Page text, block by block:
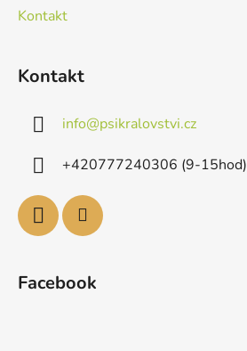
Kontakt
Kontakt
info@psikralovstvi.cz
+420777240306 (9-15hod)
Facebook